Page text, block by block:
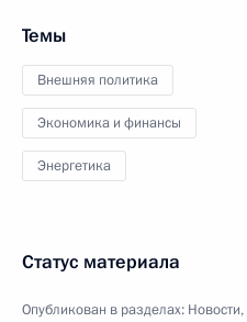
Темы
Внешняя политика
Экономика и финансы
Энергетика
Статус материала
Опубликован в разделах: Новости,